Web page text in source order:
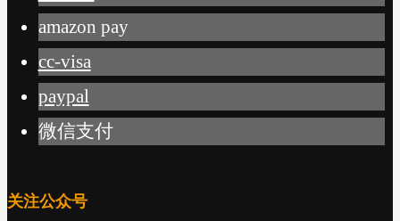
amazon pay
cc-visa
paypal
微信支付
关注公众号